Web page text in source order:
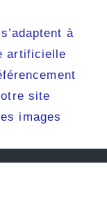
à
artificielle
site
images